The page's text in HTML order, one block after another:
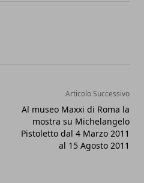
Articolo Successivo
Al museo Maxxi di Roma la
mostra su Michelangelo
Pistoletto dal 4 Marzo 2011
al 15 Agosto 2011